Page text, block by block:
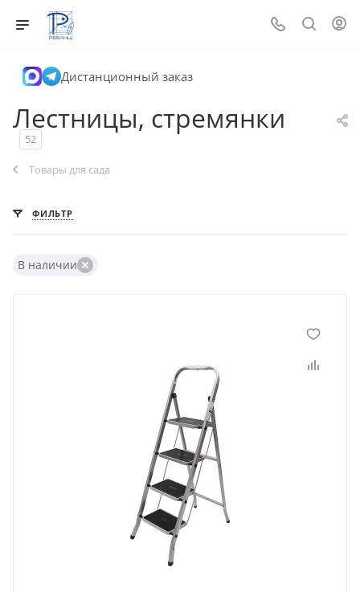
Дистанционный заказ
Лестницы, стремянки
52
Товары для сада
ФИЛЬТР
В наличии